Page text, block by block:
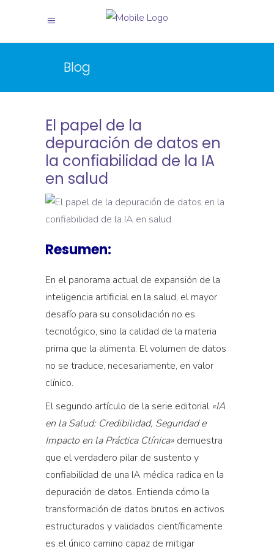
Blog
El papel de la
depuración de datos en
la confiabilidad de la IA
en salud
Resumen:
En el panorama actual de expansión de la
inteligencia artificial en la salud, el mayor
desafío para su consolidación no es
tecnológico, sino la calidad de la materia
prima que la alimenta. El volumen de datos
no se traduce, necesariamente, en valor
clínico.
El segundo artículo de la serie editorial «IA
en la Salud: Credibilidad, Seguridad e
Impacto en la Práctica Clínica» demuestra
que el verdadero pilar de sustento y
confiabilidad de una IA médica radica en la
depuración de datos. Entienda cómo la
transformación de datos brutos en activos
estructurados y validados científicamente
es el único camino capaz de mitigar